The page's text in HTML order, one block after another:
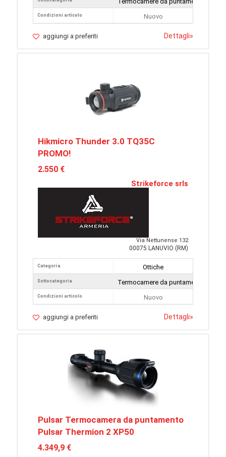
Condizioni articolo
Nuovo
aggiungi a preferiti Dettagli»
Hikmicro Thunder 3.0 TQ35C
PROMO!
2.550 €
Strikeforce srls
Via Nettunense 132
00075 LANUVIO (RM)
Categoria
Sottocategoria
Condizioni articolo
Ottiche
Termocamere da puntamento
Nuovo
aggiungi a preferiti Dettagli»
Pulsar Termocamera da puntamento
Pulsar Thermion 2 XP50
4.349,9 €